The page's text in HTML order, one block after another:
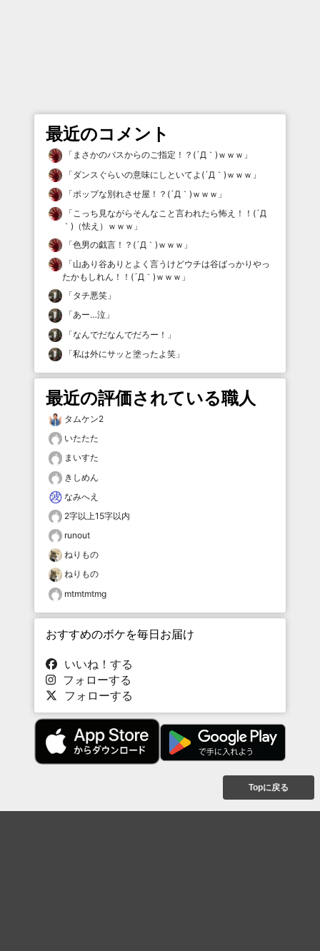
最近のコメント
「 まさかのバスからのご指定！？(´Д｀)ｗｗｗ 」
「ダンスぐらいの意味にしといてよ(´Д｀)ｗｗｗ 」
「ポップな別れさせ屋！？(´Д｀)ｗｗｗ 」
「こっち見ながらそんなこと言われたら怖え！！(´Д
｀)（怯え）ｗｗｗ 」
「色男の戯言！？(´Д｀)ｗｗｗ 」
「山あり谷ありとよく言うけどウチは谷ばっかりやっ
たかもしれん！！(´Д｀)ｗｗｗ 」
「タチ悪笑 」
「あー…泣 」
「なんでだなんでだろー！ 」
「私は外にサッと塗ったよ笑 」
最近の評価されている職人
タムケン2
いたたた
まいすた
きしめん
なみへえ
2字以上15字以内
runout
ねりもの
ねりもの
mtmtmtmg
おすすめのボケを毎日お届け
いいね！する
フォローする
フォローする
Topに戻る